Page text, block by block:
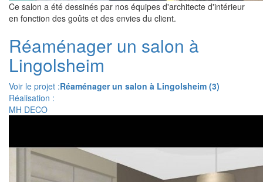
Ce salon a été dessinés par nos équipes d'architecte d'intérieur
en fonction des goûts et des envies du client.
Réaménager un salon à
Lingolsheim
Voir le projet :Réaménager un salon à Lingolsheim (3)
Réalisation :
MH DECO